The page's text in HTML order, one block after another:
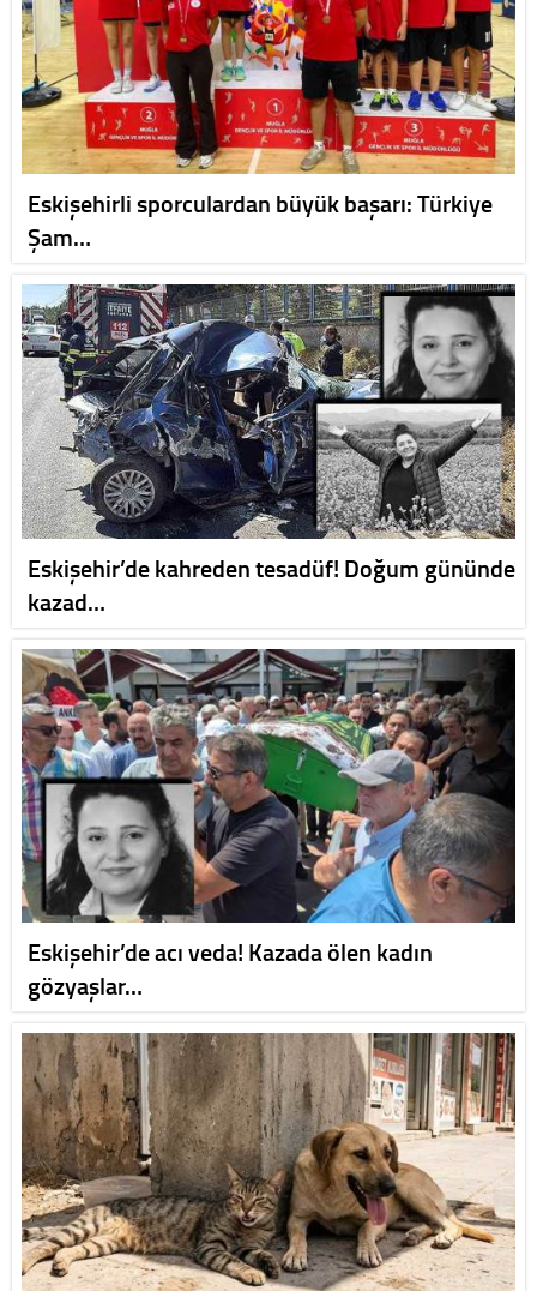
Eskişehirli sporculardan büyük başarı: Türkiye
Şam…
Eskişehir’de kahreden tesadüf! Doğum gününde
kazad…
Eskişehir’de acı veda! Kazada ölen kadın
gözyaşlar…